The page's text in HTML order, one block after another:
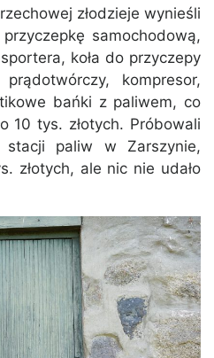
złodzieje wynieśli
samochodową,
koła do przyczepy
kompresor,
bańki z paliwem, co
10 tys. złotych. Próbowali
paliw w Zarszynie,
złotych, ale nic nie udało